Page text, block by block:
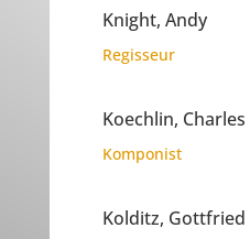
Knight, Andy
Regisseur
Koechlin, Charles
Komponist
Kolditz, Gottfried